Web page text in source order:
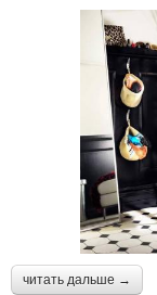
читать дальше →